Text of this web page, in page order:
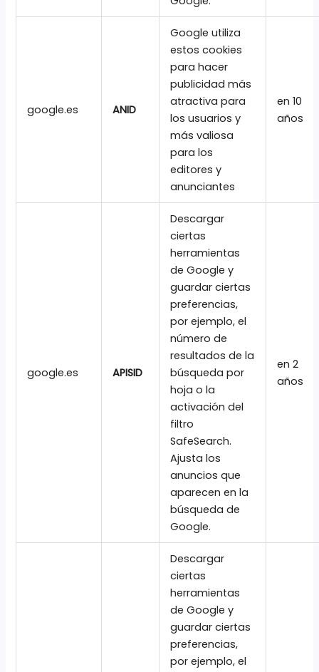
google.es ANID
Google utiliza
estos cookies
para hacer
publicidad más
atractiva para
los usuarios y
más valiosa
para los
editores y
anunciantes
en 10
años
google.es APISID
Descargar
ciertas
herramientas
de Google y
guardar ciertas
preferencias,
por ejemplo, el
número de
resultados de la
búsqueda por
hoja o la
activación del
filtro
SafeSearch.
Ajusta los
anuncios que
aparecen en la
búsqueda de
Google.
en 2
años
Descargar
ciertas
herramientas
de Google y
guardar ciertas
preferencias,
por ejemplo, el